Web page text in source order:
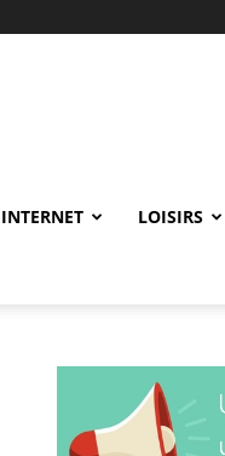
INTERNET LOISIRS